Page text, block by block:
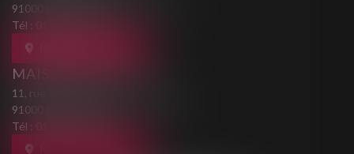
91000 EVRY-COURCOURONNES
Tél :
MAISON DE L'AVOCAT
11, rue des Mazières
91000 EVRY-COURCOURONNES
Tél :